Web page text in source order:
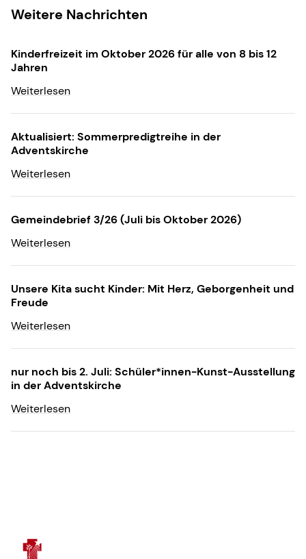
Weitere Nachrichten
Kinderfreizeit im Oktober 2026 für alle von 8 bis 12
Jahren
Weiterlesen
Aktualisiert: Sommerpredigtreihe in der
Adventskirche
Weiterlesen
Gemeindebrief 3/26 (Juli bis Oktober 2026)
Weiterlesen
Unsere Kita sucht Kinder: Mit Herz, Geborgenheit und
Freude
Weiterlesen
nur noch bis 2. Juli: Schüler*innen-Kunst-Ausstellung
in der Adventskirche
Weiterlesen